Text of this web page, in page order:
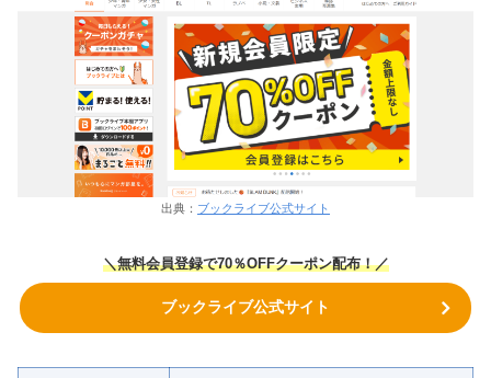
出典： ブックライブ公式サイト
＼無料会員登録で70％OFFクーポン配布！／
ブックライブ公式サイト